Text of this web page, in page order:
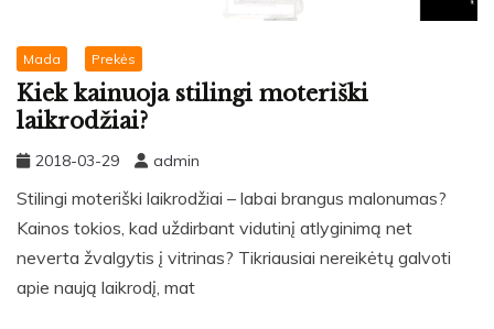
Mada Prekės
Kiek kainuoja stilingi moteriški
laikrodžiai?
2018-03-29 admin
Stilingi moteriški laikrodžiai – labai brangus malonumas?
Kainos tokios, kad uždirbant vidutinį atlyginimą net
neverta žvalgytis į vitrinas? Tikriausiai nereikėtų galvoti
apie naują laikrodį, mat